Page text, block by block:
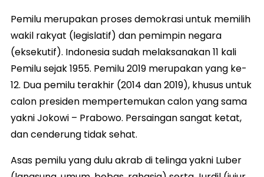
Pemilu merupakan proses demokrasi untuk memilih
wakil rakyat (legislatif) dan pemimpin negara
(eksekutif). Indonesia sudah melaksanakan 11 kali
Pemilu sejak 1955. Pemilu 2019 merupakan yang ke-
12. Dua pemilu terakhir (2014 dan 2019), khusus untuk
calon presiden mempertemukan calon yang sama
yakni Jokowi – Prabowo. Persaingan sangat ketat,
dan cenderung tidak sehat.
Asas pemilu yang dulu akrab di telinga yakni Luber